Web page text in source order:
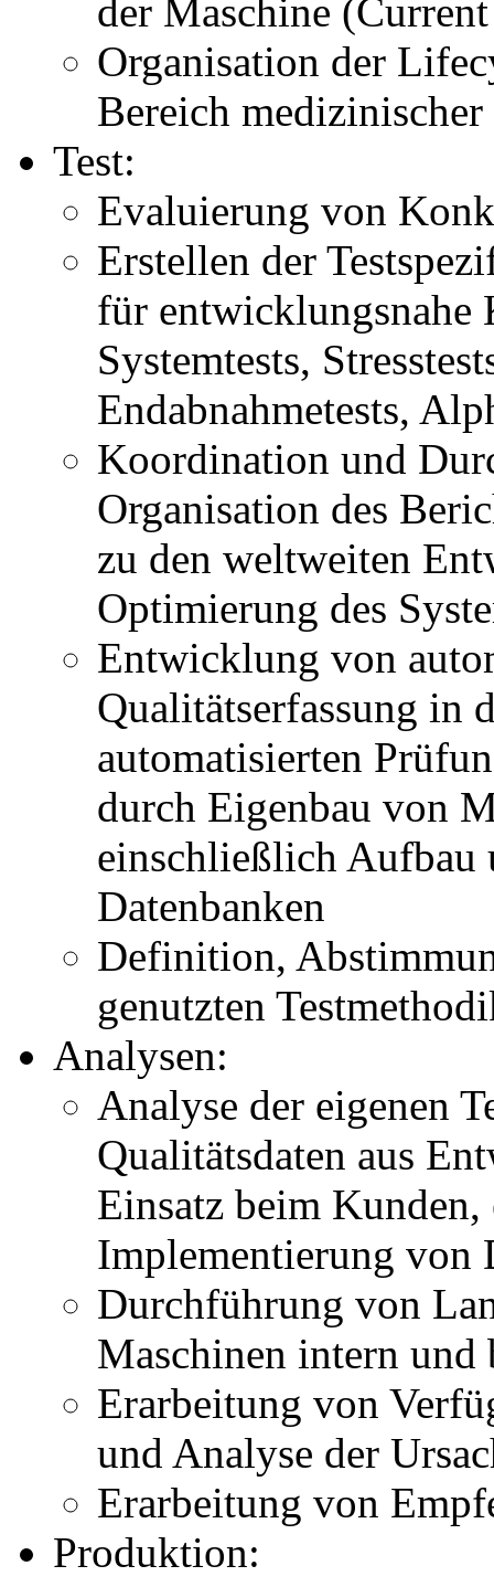
der Maschine
Organisation der
Bereich medizinischer
Test:
Evaluierung von
Erstellen der
für entwicklungsnahe
Systemtests,
Endabnahmetests,
Koordination und
Organisation des
zu den weltweiten
Optimierung des
Entwicklung von
Qualitätserfassung in
automatisierten
durch Eigenbau von
einschließlich Aufbau
Datenbanken
Definition,
genutzten
Analysen:
Analyse der eigenen
Qualitätsdaten aus
Einsatz beim
Implementierung von
Durchführung von
Maschinen intern und
Erarbeitung von
und Analyse der
Erarbeitung von
Produktion: